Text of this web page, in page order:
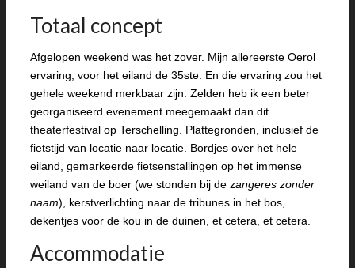
Totaal concept
Afgelopen weekend was het zover. Mijn allereerste Oerol
ervaring, voor het eiland de 35ste. En die ervaring zou het
gehele weekend merkbaar zijn. Zelden heb ik een beter
georganiseerd evenement meegemaakt dan dit
theaterfestival op Terschelling. Plattegronden, inclusief de
fietstijd van locatie naar locatie. Bordjes over het hele
eiland, gemarkeerde fietsenstallingen op het immense
weiland van de boer (we stonden bij de zangeres zonder
naam), kerstverlichting naar de tribunes in het bos,
dekentjes voor de kou in de duinen, et cetera, et cetera.
Accommodatie